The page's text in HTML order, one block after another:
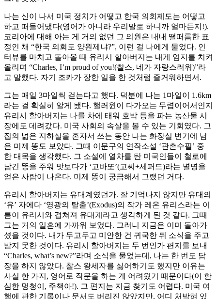
나는 신이 나서 미국 정치가 어떻고 한국 의회제도는 어떻고
하고 떠들어댔다(영어가 아니라 우리말로 하니까 얼마든지!).
코리아에 대해 아는 게 거의 없던 그 의원은 내내 떨떠름한 표
정인 채 “한국 의회도 양원제냐?”, 이런 걸 나에게 물었다. 인
터뷰를 마치고 돌아올 때 유리시 할아버지는 내게 엄지를 치켜
올리며 “Charles, I’m proud of you!(찰스, 네가 자랑스러워)”라
고 말했다. 자기 조카가 장한 일을 한 것처럼 즐거워하면서.
그는 매일 3마일씩 걷는다고 했다. 덕분에 나는 1마일이 1.6km
라는 걸 확실히 알게 됐다. 핼러윈이 다가오는 무렵이어서인지
유리시 할아버지는 나를 차에 태워 호박 등을 파는 농산물 시
장에도 데려갔다. 미국 사회의 속살을 볼 수 있는 기회였다. 그
집의 넓은 지하실을 혼자서 쓰는 동안 나는 화장실 변기에 남
은 미제 똥도 보았다. 그때 이문구의 연작소설 ‘관촌수필’ 중
한 대목을 생각했다. 그 소설에 열차를 탄 미국인들이 철로에
남긴 똥을 주워 맛보다가 ‘고바또’(고씨+세퍼드)라는 별명을
얻은 사람이 나온다. 미제 똥이 궁금해서 그랬던 거다.
유리시 할아버지는 유대계였던가. 잘 기억나지 않지만 유대의
‘유’ 자에다 ‘영광의 탈출’(Exodus)의 작가 레온 유리스라는 이
름이 유리시와 겹쳐져 유대계라고 생각하게 된 것 같다. 그때
그는 거의 일흔에 가까워 보였다. 그러니 지금은 이미 돌아가
셨을 것이다. 내가 두고두고 미안한 건 귀국한 뒤 소식을 주고
받지 못한 것이다. 유리시 할아버지는 두 번인가 편지를 보내
“Charles, what’s new?”라며 소식을 물었는데, 나는 한 번도 답
장을 하지 않았다. 찰스 왕세자를 싫어하기도 했지만 이유는
사실 한 가지, 영어로 작문을 하는 게 어려웠기 때문이다(이 한
심한 멍청이, 주책아!). 그 편지는 지금 찾기도 어렵다. 미국 여
행에 관한 기록이나 문서도 버리진 않았지만, 어디 처박혀 있